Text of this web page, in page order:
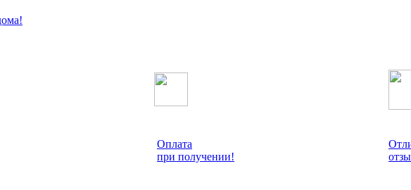
Оплата
при получении!